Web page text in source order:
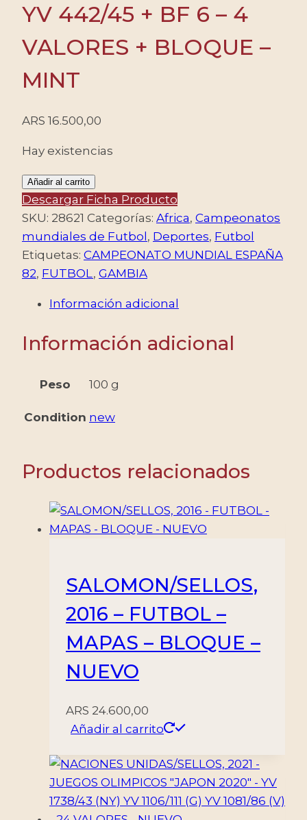
YV 442/45 + BF 6 – 4
VALORES + BLOQUE –
MINT
ARS 16.500,00
Hay existencias
GAMBIA/SELLOS,
1982
-
FUTBOL
-
CAMPEONATO
ESPAÑA
442/45
BF
4
BLOQUE
cantidad
Añadir al carrito
Descargar Ficha Producto
SKU: 28621 Categorías: Africa, Campeonatos
mundiales de Futbol, Deportes, Futbol
Etiquetas: CAMPEONATO MUNDIAL ESPAÑA
82, FUTBOL , GAMBIA
Información adicional
Información adicional
Peso 100 g
Condition new
Productos relacionados
SALOMON/SELLOS,
2016 – FUTBOL –
MAPAS – BLOQUE –
NUEVO
ARS 24.600,00
Añadir al carrito